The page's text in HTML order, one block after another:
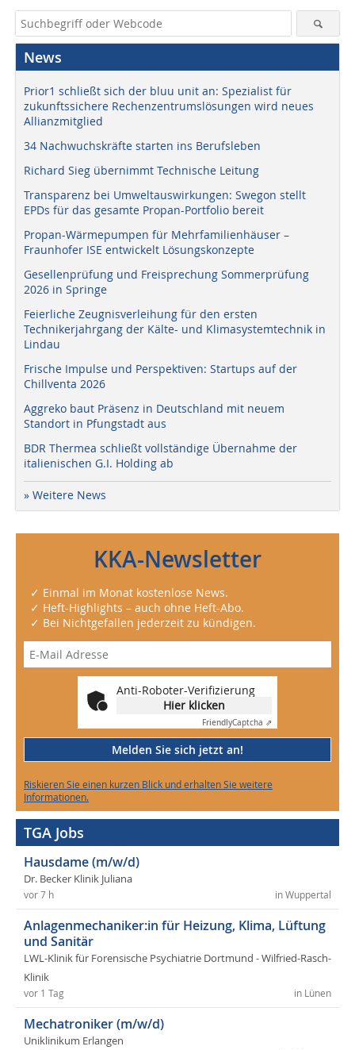
News
Prior1 schließt sich der bluu unit an: Spezialist für
zukunftssichere Rechenzentrumslösungen wird neues
Allianzmitglied
34 Nachwuchskräfte starten ins Berufsleben
Richard Sieg übernimmt Technische Leitung
Transparenz bei Umweltauswirkungen: Swegon stellt
EPDs für das gesamte Propan-Portfolio bereit
Propan-Wärmepumpen für Mehrfamilienhäuser –
Fraunhofer ISE entwickelt Lösungskonzepte
Gesellenprüfung und Freisprechung Sommerprüfung
2026 in Springe
Feierliche Zeugnisverleihung für den ersten
Technikerjahrgang der Kälte- und Klimasystemtechnik in
Lindau
Frische Impulse und Perspektiven: Startups auf der
Chillventa 2026
Aggreko baut Präsenz in Deutschland mit neuem
Standort in Pfungstadt aus
BDR Thermea schließt vollständige Übernahme der
italienischen G.I. Holding ab
» Weitere News
KKA-Newsletter
✓ Einmal im Monat kostenlose News.
✓ Heft-Highlights – auch ohne Heft-Abo.
✓ Bei Nichtgefallen jederzeit zu kündigen.
Anti-Roboter-Verifizierung
Hier klicken
FriendlyCaptcha ⇗
Melden Sie sich jetzt an!
Riskieren Sie einen kurzen Blick und erhalten Sie weitere
Informationen.
TGA Jobs
Hausdame (m/w/d)
Dr. Becker Klinik Juliana
in Wuppertal
vor 7 h
Anlagenmechaniker:in für Heizung, Klima, Lüftung
und Sanitär
LWL-Klinik für Forensische Psychiatrie Dortmund - Wilfried-Rasch-
Klinik
in Lünen
vor 1 Tag
Mechatroniker (m/w/d)
Uniklinikum Erlangen